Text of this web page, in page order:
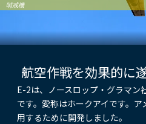
哨戒機
航空作戦を効果的に
E-2は、ノースロップ・グラマン
です。愛称はホークアイです。
用するために開発しました。